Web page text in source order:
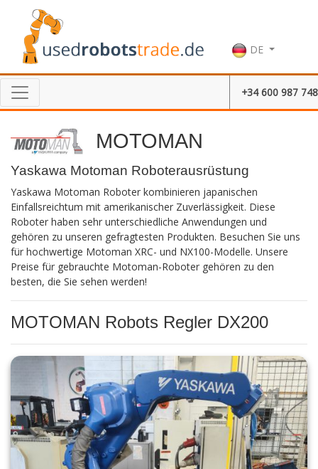
DE
+34 600 987 748
MOTOMAN
Yaskawa Motoman Roboterausrüstung
Yaskawa Motoman Roboter kombinieren japanischen
Einfallsreichtum mit amerikanischer Zuverlässigkeit. Diese
Roboter haben sehr unterschiedliche Anwendungen und
gehören zu unseren gefragtesten Produkten. Besuchen Sie uns
für hochwertige Motoman XRC- und NX100-Modelle. Unsere
Preise für gebrauchte Motoman-Roboter gehören zu den
besten, die Sie sehen werden!
MOTOMAN Robots Regler DX200